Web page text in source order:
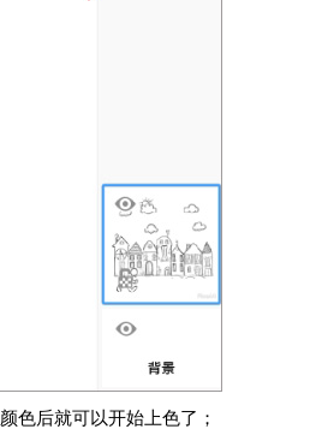
色后就可以开始上色了；